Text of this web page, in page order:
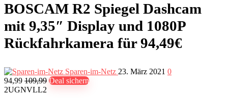
BOSCAM R2 Spiegel Dashcam
mit 9,35″ Display und 1080P
Rückfahrkamera für 94,49€
Sparen-im-Netz 23. März 2021 0
94,99 109,99 Deal sichern
2UGNVLL2